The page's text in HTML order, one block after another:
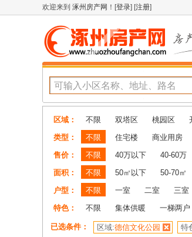
欢迎来到 涿州房产网 ！[登录] [注册]
区域： 不限 双塔区 桃园区
类型：
不限 住宅楼 商业用房
售价：
不限 40万以下 40-60万
面积：
不限 50㎡以下 50-70㎡
户型：
不限 一室 二室 三室
特色：
不限 集体供暖 一梯两户
已选条件： 区域:德信文化公园 特